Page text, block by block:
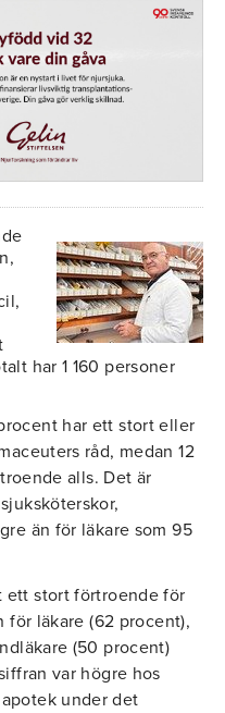
har 1 160 personer
har ett stort eller
råd, medan 12
alls. Det är
än för läkare som 95
ett stort förtroende för
för läkare (62 procent),
(50 procent)
var högre hos
under det